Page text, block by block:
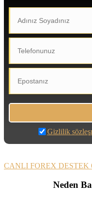
Gizlilik
CANLI FOREX DESTEK
Neden